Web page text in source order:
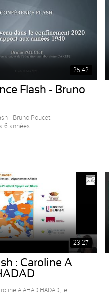
25:42
Flash - Bruno
- Bruno Poucet
6 années
23:27
: Caroline A
A AHAD HADAD, le